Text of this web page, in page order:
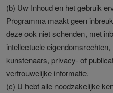
(b) Uw Inhoud en het gebruik
Programma maakt geen
deze ook niet schenden, met
intellectuele
kunstenaars, privacy- of
vertrouwelijke informatie.
(c) U hebt alle noodzakelijke